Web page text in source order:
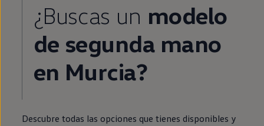
¿Buscas un modelo
de segunda mano
en Murcia?
Descubre todas las opciones que tienes disponibles y